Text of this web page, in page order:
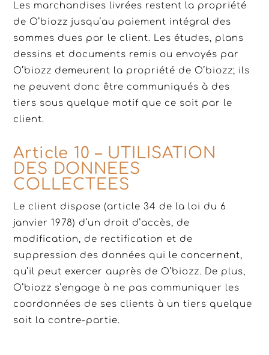
Les marchandises livrées restent la propriété
de O’biozz jusqu’au paiement intégral des
sommes dues par le client. Les études, plans
dessins et documents remis ou envoyés par
O’biozz demeurent la propriété de O’biozz; ils
ne peuvent donc être communiqués à des
tiers sous quelque motif que ce soit par le
client.
Article 10 – UTILISATION
DES DONNEES
COLLECTEES
Le client dispose (article 34 de la loi du 6
janvier 1978) d’un droit d’accès, de
modification, de rectification et de
suppression des données qui le concernent,
qu’il peut exercer auprès de O’biozz. De plus,
O’biozz s’engage à ne pas communiquer les
coordonnées de ses clients à un tiers quelque
soit la contre-partie.